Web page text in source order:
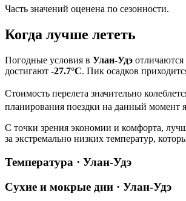
Часть значений оценена по сезонности.
Когда лучше лететь
Погодные условия в Улан-Удэ
достигают -27.7°C. Пик осадков
Стоимость перелета значительно
планирования поездки на данный момент
С точки зрения экономии и комфорта,
за экстремально низких температур,
Температура · Улан-Удэ
Сухие и мокрые дни · Улан-Удэ